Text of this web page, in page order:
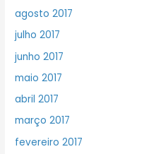
agosto 2017
julho 2017
junho 2017
maio 2017
abril 2017
março 2017
fevereiro 2017